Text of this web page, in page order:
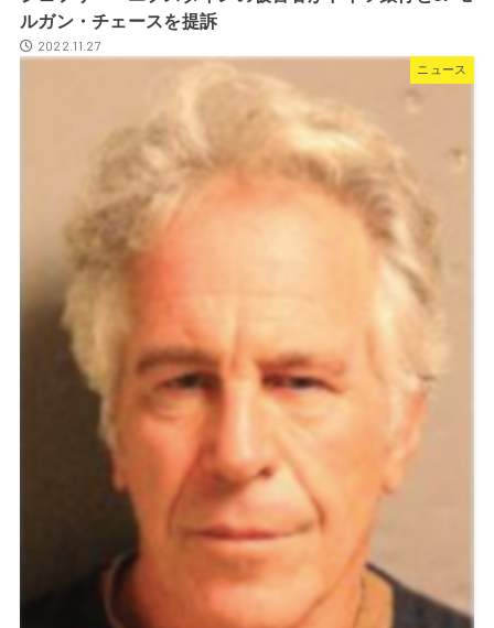
ルガン・チェースを提訴
2022.11.27
ニュース